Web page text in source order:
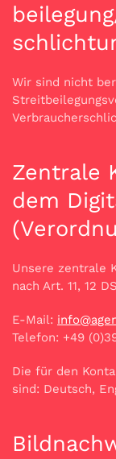
Wir sind nicht
Zentrale
dem
Unsere zentrale
nach Art. 11, 12
E-Mail:
Telefon: +49
Die für den
sind: Deutsch,